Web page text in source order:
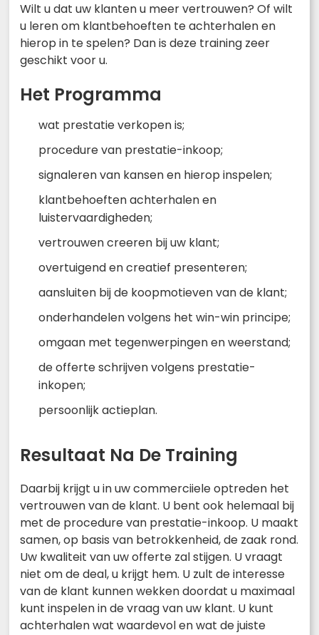
Wilt u dat uw klanten u meer vertrouwen? Of wilt
u leren om klantbehoeften te achterhalen en
hierop in te spelen? Dan is deze training zeer
geschikt voor u.
Het Programma
wat prestatie verkopen is;
procedure van prestatie-inkoop;
signaleren van kansen en hierop inspelen;
klantbehoeften achterhalen en
luistervaardigheden;
vertrouwen creeren bij uw klant;
overtuigend en creatief presenteren;
aansluiten bij de koopmotieven van de klant;
onderhandelen volgens het win-win principe;
omgaan met tegenwerpingen en weerstand;
de offerte schrijven volgens prestatie-
inkopen;
persoonlijk actieplan.
Resultaat Na De Training
Daarbij krijgt u in uw commerciiele optreden het
vertrouwen van de klant. U bent ook helemaal bij
met de procedure van prestatie-inkoop. U maakt
samen, op basis van betrokkenheid, de zaak rond.
Uw kwaliteit van uw offerte zal stijgen. U vraagt
niet om de deal, u krijgt hem. U zult de interesse
van de klant kunnen wekken doordat u maximaal
kunt inspelen in de vraag van uw klant. U kunt
achterhalen wat waardevol en wat de juiste